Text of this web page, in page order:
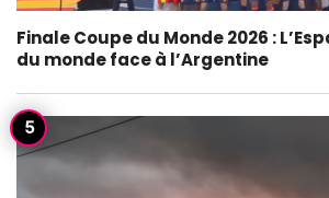
Finale Coupe du Monde 2026 :
du monde face à l’Argentine